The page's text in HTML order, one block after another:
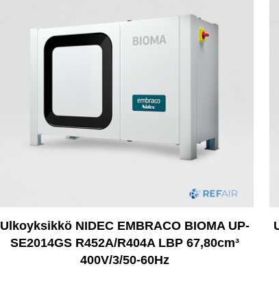
Ulkoyksikkö NIDEC EMBRACO BIOMA UP-
SE2014GS R452A/R404A LBP 67,80cm³
400V/3/50-60Hz